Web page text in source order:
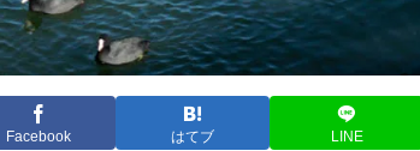
Facebook はてブ LINE